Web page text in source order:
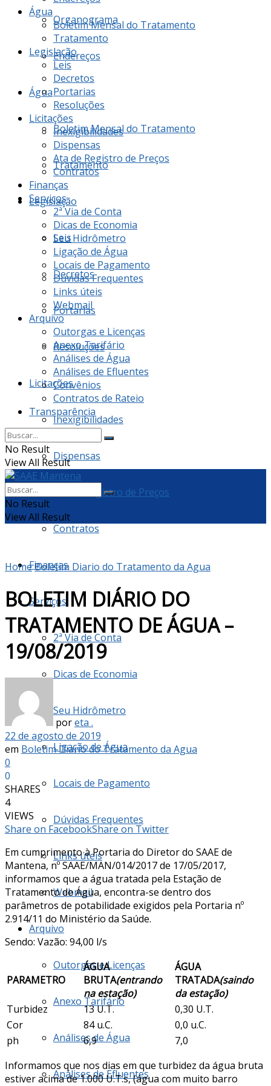
Organograma
Endereços
Água
Boletim Mensal do Tratamento
Tratamento
Legislação
Leis
Decretos
Portarias
Resoluções
Licitações
Inexigibilidades
Dispensas
Ata de Registro de Preços
Contratos
Finanças
Serviços
2ª Via de Conta
Dicas de Economia
Seu Hidrômetro
Ligação de Água
Locais de Pagamento
Dúvidas Frequentes
Links úteis
Webmail
Arquivo
Outorgas e Licenças
Anexo Tarifário
Análises de Água
Análises de Efluentes
Água
Boletim Mensal do Tratamento
Tratamento
Legislação
Leis
Decretos
Portarias
Resoluções
Licitações
Inexigibilidades
Dispensas
Ata de Registro de Preços
Contratos
Finanças
Serviços
2ª Via de Conta
Dicas de Economia
Seu Hidrômetro
Ligação de Água
Locais de Pagamento
Dúvidas Frequentes
Links úteis
Webmail
Arquivo
Outorgas e Licenças
Anexo Tarifário
Análises de Água
Análises de Efluentes
Convênios
Contratos de Rateio
Transparência
No Result
View All Result
No Result
View All Result
HomeBoletim Diario do Tratamento da Agua
BOLETIM DIÁRIO DO
TRATAMENTO DE ÁGUA –
19/08/2019
poreta .
22 de agosto de 2019
em Boletim Diario do Tratamento da Agua
0
0
SHARES
4
VIEWS
Share on FacebookShare on Twitter
Em cumprimento à Portaria do Diretor do SAAE de
Mantena, nº SAAE/MAN/014/2017 de 17/05/2017,
informamos que a água tratada pela Estação de
Tratamento de Água, encontra-se dentro dos
parâmetros de potabilidade exigidos pela Portaria nº
2.914/11 do Ministério da Saúde.
Sendo: Vazão: 94,00 l/s
PARAMETRO
ÁGUA
BRUTA(entrando
na estação)
ÁGUA
TRATADA(saindo
da estação)
Turbidez
13 U.T.
0,30 U.T.
Cor
84 u.C.
0,0 u.C.
ph
6,9
7,0
Informamos que nos dias em que turbidez da água bruta
estiver acima de 1.000 U.T.s, (água com muito barro